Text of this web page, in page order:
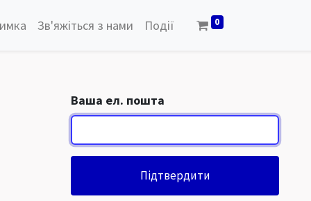
Зв'яжіться з нами Події 0
Ваша ел. пошта
Підтвердити